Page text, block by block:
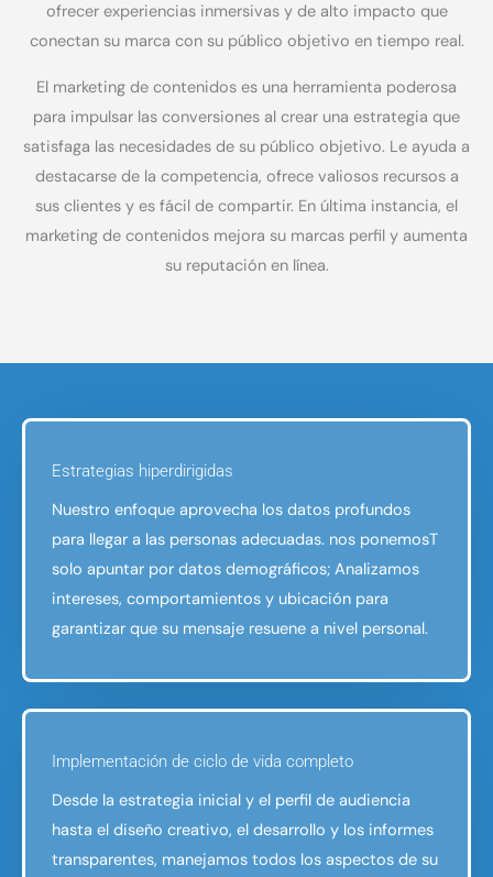
ofrecer experiencias inmersivas y de alto impacto que
conectan su marca con su público objetivo en tiempo real.
El marketing de contenidos es una herramienta poderosa
para impulsar las conversiones al crear una estrategia que
satisfaga las necesidades de su público objetivo. Le ayuda a
destacarse de la competencia, ofrece valiosos recursos a
sus clientes y es fácil de compartir. En última instancia, el
marketing de contenidos mejora su marcas perfil y aumenta
su reputación en línea.
Estrategias hiperdirigidas
Nuestro enfoque aprovecha los datos profundos
para llegar a las personas adecuadas. nos ponemosT
solo apuntar por datos demográficos; Analizamos
intereses, comportamientos y ubicación para
garantizar que su mensaje resuene a nivel personal.
Implementación de ciclo de vida completo
Desde la estrategia inicial y el perfil de audiencia
hasta el diseño creativo, el desarrollo y los informes
transparentes, manejamos todos los aspectos de su